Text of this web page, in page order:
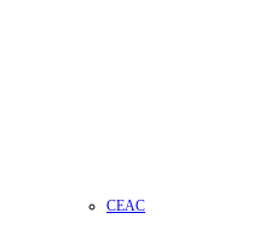
CEAC